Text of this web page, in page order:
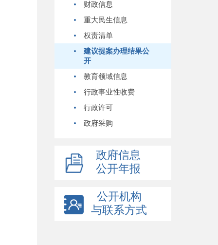
财政信息
重大民生信息
权责清单
建议提案办理结果公
开
教育领域信息
行政事业性收费
行政许可
政府采购
政府信息
公开年报
公开机构
与联系方式